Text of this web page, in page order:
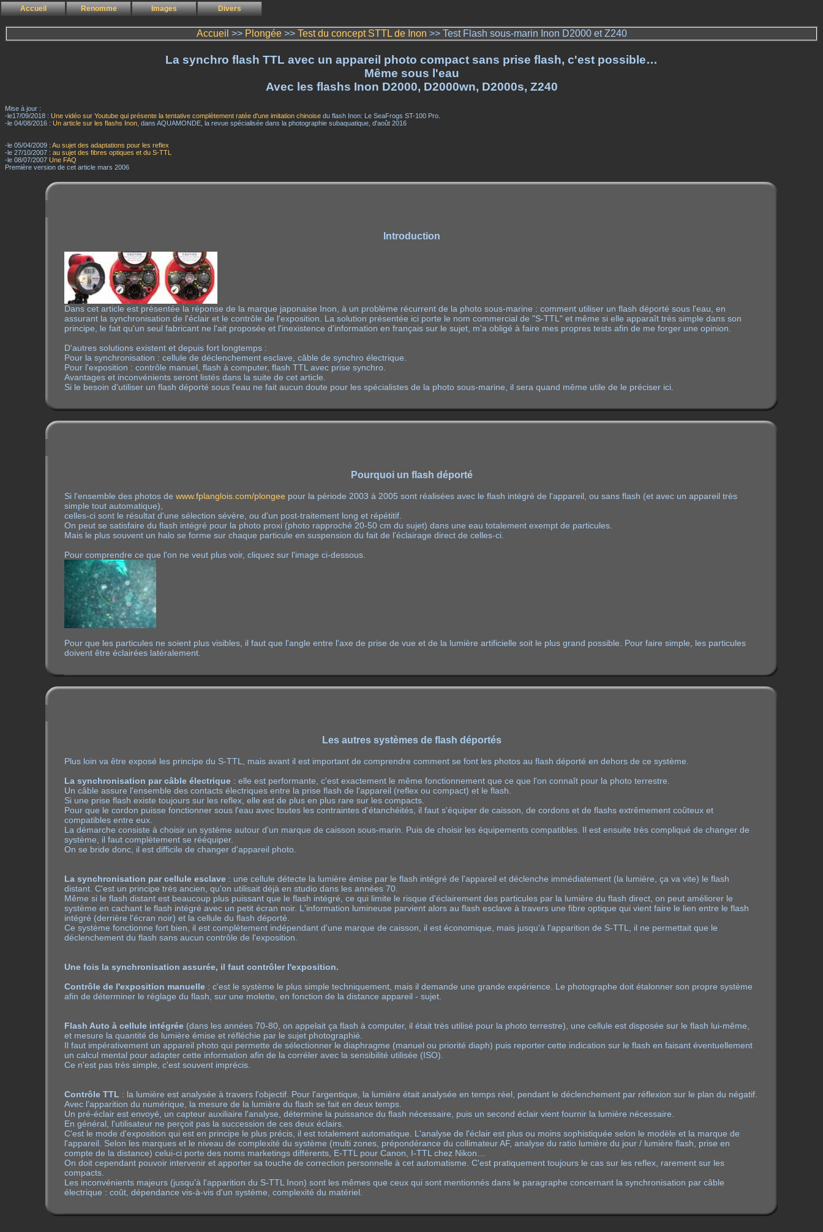
Accueil Renomme Images Divers
Accueil >> Plongée>> Test du concept STTL de Inon >> Test Flash sous-marin Inon D2000 et Z240
La synchro flash TTL avec un appareil photo compact sans prise flash, c'est possible…
Même sous l'eau
Avec les flashs Inon D2000, D2000wn, D2000s, Z240
Mise à jour :
-le17/09/2018 : Une vidéo sur Youtube qui présente la tentative complètement ratée d'une imitation chinoise du flash Inon: Le SeaFrogs ST-100 Pro.
-le 04/08/2016 : Un article sur les flashs Inon, dans AQUAMONDE, la revue spécialisée dans la photographie subaquatique, d'août 2016
-le 05/04/2009 : Au sujet des adaptations pour les reflex
-le 27/10/2007 : au sujet des fibres optiques et du S-TTL
-le 08/07/2007 Une FAQ
Première version de cet article mars 2006
Introduction
Dans cet article est présentée la réponse de la marque japonaise Inon, à un problème récurrent de la photo sous-marine : comment utiliser un flash déporté sous l'eau, en
assurant la synchronisation de l'éclair et le contrôle de l'exposition. La solution présentée ici porte le nom commercial de "S-TTL" et même si elle apparaît très simple dans son
principe, le fait qu'un seul fabricant ne l'ait proposée et l'inexistence d'information en français sur le sujet, m'a obligé à faire mes propres tests afin de me forger une opinion.
D'autres solutions existent et depuis fort longtemps :
Pour la synchronisation : cellule de déclenchement esclave, câble de synchro électrique.
Pour l'exposition : contrôle manuel, flash à computer, flash TTL avec prise synchro.
Avantages et inconvénients seront listés dans la suite de cet article.
Si le besoin d'utiliser un flash déporté sous l'eau ne fait aucun doute pour les spécialistes de la photo sous-marine, il sera quand même utile de le préciser ici.
Pourquoi un flash déporté
Si l'ensemble des photos dewww.fplanglois.com/plongee pour la période 2003 à 2005 sont réalisées avec le flash intégré de l'appareil, ou sans flash (et avec un appareil très
simple tout automatique),
celles-ci sont le résultat d'une sélection sévère, ou d'un post-traitement long et répétitif.
On peut se satisfaire du flash intégré pour la photo proxi (photo rapproché 20-50 cm du sujet) dans une eau totalement exempt de particules.
Mais le plus souvent un halo se forme sur chaque particule en suspension du fait de l'éclairage direct de celles-ci.
Pour comprendre ce que l'on ne veut plus voir, cliquez sur l'image ci-dessous.
Pour que les particules ne soient plus visibles, il faut que l'angle entre l'axe de prise de vue et de la lumière artificielle soit le plus grand possible. Pour faire simple, les particules
doivent être éclairées latéralement.
Les autres systèmes de flash déportés
Plus loin va être exposé les principe du S-TTL, mais avant il est important de comprendre comment se font les photos au flash déporté en dehors de ce système.
La synchronisation par câble électrique : elle est performante, c'est exactement le même fonctionnement que ce que l'on connaît pour la photo terrestre.
Un câble assure l'ensemble des contacts électriques entre la prise flash de l'appareil (reflex ou compact) et le flash.
Si une prise flash existe toujours sur les reflex, elle est de plus en plus rare sur les compacts.
Pour que le cordon puisse fonctionner sous l'eau avec toutes les contraintes d'étanchéités, il faut s'équiper de caisson, de cordons et de flashs extrêmement coûteux et
compatibles entre eux.
La démarche consiste à choisir un système autour d'un marque de caisson sous-marin. Puis de choisir les équipements compatibles. Il est ensuite très compliqué de changer de
système, il faut complètement se rééquiper.
On se bride donc, il est difficile de changer d'appareil photo.
La synchronisation par cellule esclave : une cellule détecte la lumière émise par le flash intégré de l'appareil et déclenche immédiatement (la lumière, ça va vite) le flash
distant. C'est un principe très ancien, qu'on utilisait déjà en studio dans les années 70.
Même si le flash distant est beaucoup plus puissant que le flash intégré, ce qui limite le risque d'éclairement des particules par la lumière du flash direct, on peut améliorer le
système en cachant le flash intégré avec un petit écran noir. L'information lumineuse parvient alors au flash esclave à travers une fibre optique qui vient faire le lien entre le flash
intégré (derrière l'écran noir) et la cellule du flash déporté.
Ce système fonctionne fort bien, il est complètement indépendant d'une marque de caisson, il est économique, mais jusqu'à l'apparition de S-TTL, il ne permettait que le
déclenchement du flash sans aucun contrôle de l'exposition.
Une fois la synchronisation assurée, il faut contrôler l'exposition.
Contrôle de l'exposition manuelle : c'est le système le plus simple techniquement, mais il demande une grande expérience. Le photographe doit étalonner son propre système
afin de déterminer le réglage du flash, sur une molette, en fonction de la distance appareil - sujet.
Flash Auto à cellule intégrée (dans les années 70-80, on appelait ça flash à computer, il était très utilisé pour la photo terrestre), une cellule est disposée sur le flash lui-même,
et mesure la quantité de lumière émise et réfléchie par le sujet photographié.
Il faut impérativement un appareil photo qui permette de sélectionner le diaphragme (manuel ou priorité diaph) puis reporter cette indication sur le flash en faisant éventuellement
un calcul mental pour adapter cette information afin de la corréler avec la sensibilité utilisée (ISO).
Ce n'est pas très simple, c'est souvent imprécis.
Contrôle TTL : la lumière est analysée à travers l'objectif. Pour l'argentique, la lumière était analysée en temps réel, pendant le déclenchement par réflexion sur le plan du négatif.
Avec l'apparition du numérique, la mesure de la lumière du flash se fait en deux temps.
Un pré-éclair est envoyé, un capteur auxiliaire l'analyse, détermine la puissance du flash nécessaire, puis un second éclair vient fournir la lumière nécessaire.
En général, l'utilisateur ne perçoit pas la succession de ces deux éclairs.
C'est le mode d'exposition qui est en principe le plus précis, il est totalement automatique. L'analyse de l'éclair est plus ou moins sophistiquée selon le modèle et la marque de
l'appareil. Selon les marques et le niveau de complexité du système (multi zones, prépondérance du collimateur AF, analyse du ratio lumière du jour / lumière flash, prise en
compte de la distance) celui-ci porte des noms marketings différents, E-TTL pour Canon, I-TTL chez Nikon…
On doit cependant pouvoir intervenir et apporter sa touche de correction personnelle à cet automatisme. C'est pratiquement toujours le cas sur les reflex, rarement sur les
compacts.
Les inconvénients majeurs (jusqu'à l'apparition du S-TTL Inon) sont les mêmes que ceux qui sont mentionnés dans le paragraphe concernant la synchronisation par câble
électrique : coût, dépendance vis-à-vis d'un système, complexité du matériel.